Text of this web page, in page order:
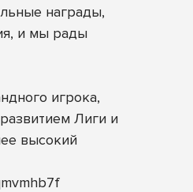
награды,
и мы рады
игрока,
Лиги и
высокий